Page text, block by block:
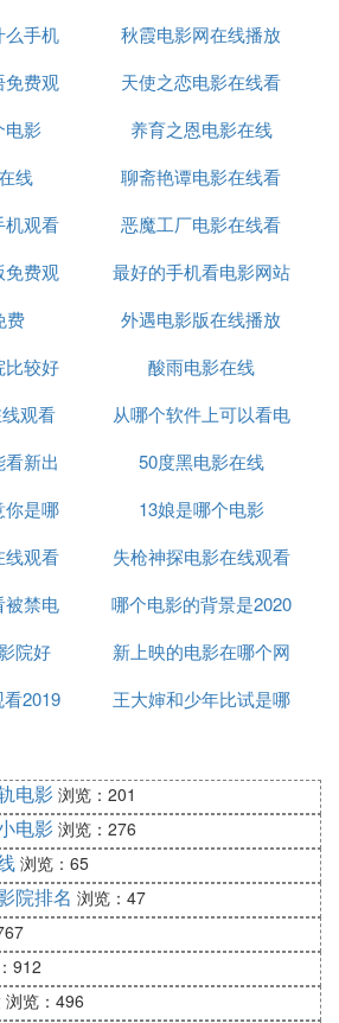
么手机
秋霞电影网在线播放
免费观
天使之恋电影在线看
电影
养育之恩电影在线
线
聊斋艳谭电影在线看
机观看
恶魔工厂电影在线看
免费观
最好的手机看电影网站
费
外遇电影版在线播放
比较好
酸雨电影在线
观看
从哪个软件上可以看电
影票
新出
50度黑电影在线
你是哪
13娘是哪个电影
线观看
失枪神探电影在线观看
被禁电
哪个电影的背景是2020
年
院好
新上映的电影在哪个网
站可以看
2019
王大婶和少年比试是哪
电影 浏览：201
电影 浏览：276
浏览：65
院排名 浏览：47
912
浏览：496